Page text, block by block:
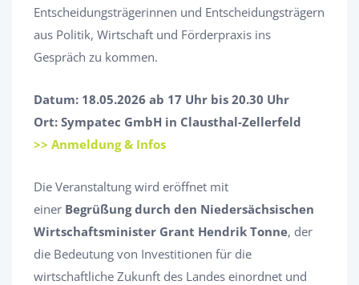
Entscheidungsträgerinnen und Entscheidungsträgern
aus Politik, Wirtschaft und Förderpraxis ins
Gespräch zu kommen.
Datum: 18.05.2026 ab 17 Uhr bis 20.30 Uhr
Ort: Sympatec GmbH in Clausthal-Zellerfeld
>> Anmeldung & Infos
Die Veranstaltung wird eröffnet mit
einer Begrüßung durch den Niedersächsischen
Wirtschaftsminister Grant Hendrik Tonne, der
die Bedeutung von Investitionen für die
wirtschaftliche Zukunft des Landes einordnet und